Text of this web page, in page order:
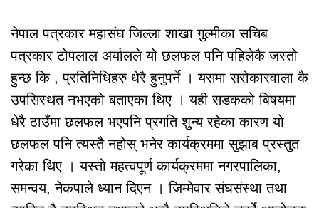
नेपाल पत्रकार महासंघ जिल्ला शाखा गुल्मीका सचिब
पत्रकार टोपलाल अर्यालले यो छलफल पनि पहिलेकै जस्तो
हुन्छ कि , प्रतिनिधिहरु धेरै हुनुपर्ने । यसमा सरोकारवाला कै
उपसिस्थत नभएको बताएका थिए । यही सडकको बिषयमा
धेरै ठाउँमा छलफल भएपनि प्रगति शुन्य रहेका कारण यो
छलफल पनि त्यस्तै नहोस् भनेर कार्यक्रममा सुझाब प्रस्तुत
गरेका थिए । यस्तो महत्वपूर्ण कार्यक्रममा नगरपालिका,
समन्वय, नेकपाले ध्यान दिएन । जिम्मेवार संघसंस्था तथा